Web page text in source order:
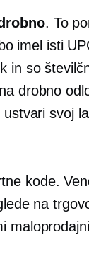
. To
imel isti
in so
drobno
svoj
kode.
na